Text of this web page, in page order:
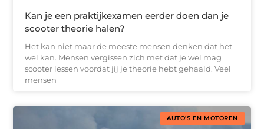
Kan je een praktijkexamen eerder doen dan je
scooter theorie halen?
Het kan niet maar de meeste mensen denken dat het
wel kan. Mensen vergissen zich met dat je wel mag
scooter lessen voordat jij je theorie hebt gehaald. Veel
mensen
AUTO’S EN MOTOREN